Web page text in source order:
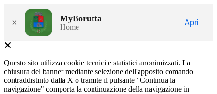
× MyBorutta
Home
Apri
Questo sito utilizza cookie tecnici e statistici anonimizzati. La
chiusura del banner mediante selezione dell'apposito comando
contraddistinto dalla X o tramite il pulsante "Continua la
navigazione" comporta la continuazione della navigazione in